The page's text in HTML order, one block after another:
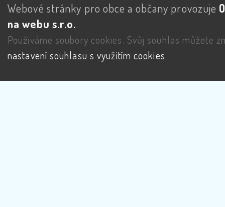
Webové stránky pro obce a občany provozuje
na webu s.r.o.
Používáme soubory cookies. Svůj souhlas můžete
nastavení souhlasu s využitím cookies.